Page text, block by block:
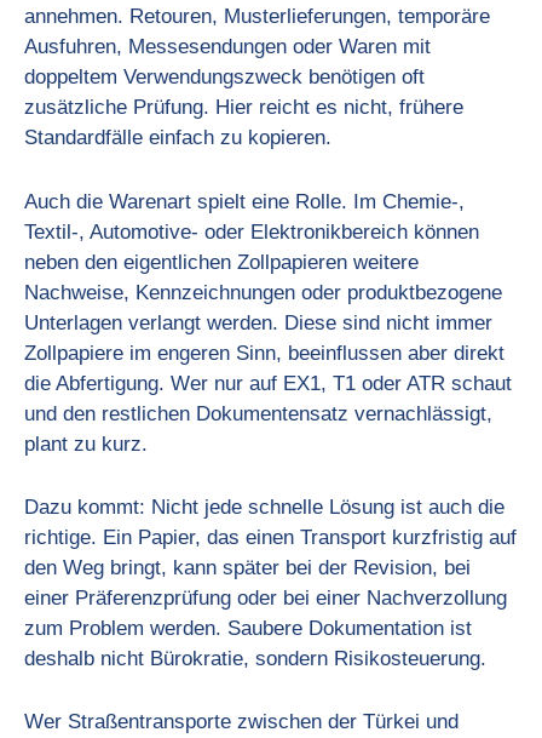
annehmen. Retouren, Musterlieferungen, temporäre
Ausfuhren, Messesendungen oder Waren mit
doppeltem Verwendungszweck benötigen oft
zusätzliche Prüfung. Hier reicht es nicht, frühere
Standardfälle einfach zu kopieren.
Auch die Warenart spielt eine Rolle. Im Chemie-,
Textil-, Automotive- oder Elektronikbereich können
neben den eigentlichen Zollpapieren weitere
Nachweise, Kennzeichnungen oder produktbezogene
Unterlagen verlangt werden. Diese sind nicht immer
Zollpapiere im engeren Sinn, beeinflussen aber direkt
die Abfertigung. Wer nur auf EX1, T1 oder ATR schaut
und den restlichen Dokumentensatz vernachlässigt,
plant zu kurz.
Dazu kommt: Nicht jede schnelle Lösung ist auch die
richtige. Ein Papier, das einen Transport kurzfristig auf
den Weg bringt, kann später bei der Revision, bei
einer Präferenzprüfung oder bei einer Nachverzollung
zum Problem werden. Saubere Dokumentation ist
deshalb nicht Bürokratie, sondern Risikosteuerung.
Wer Straßentransporte zwischen der Türkei und